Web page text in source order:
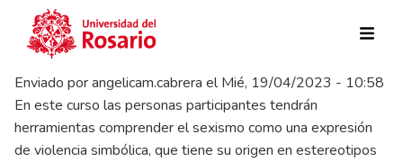
Pasar al contenido principal
Enviado porangelicam.cabrera elMié, 19/04/2023 - 10:58
En este curso las personas participantes tendrán
herramientas comprender el sexismo como una expresión
de violencia simbólica, que tiene su origen en estereotipos